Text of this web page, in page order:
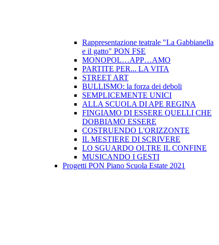
Rappresentazione teatrale "La Gabbianella
e il gatto" PON FSE
MONOPOL…APP…AMO
PARTITE PER... LA VITA
STREET ART
BULLISMO: la forza dei deboli
SEMPLICEMENTE UNICI
ALLA SCUOLA DI APE REGINA
FINGIAMO DI ESSERE QUELLI CHE
DOBBIAMO ESSERE
COSTRUENDO L'ORIZZONTE
IL MESTIERE DI SCRIVERE
LO SGUARDO OLTRE IL CONFINE
MUSICANDO I GESTI
Progetti PON Piano Scuola Estate 2021